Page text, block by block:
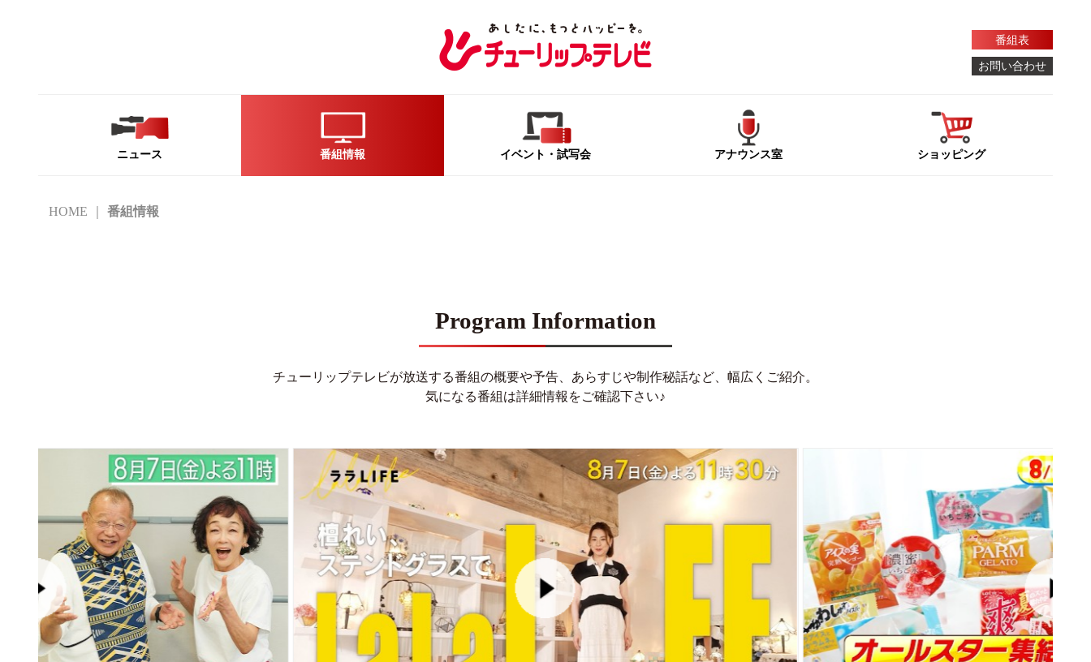
番組表
お問い合わせ
ニュース 番組情報 イベント ・試写会 アナウンス室 ショッピング
HOME 番組情報
Program Information
チューリップテレビが放送する番組の概要や予告、あらすじや制作秘話など、幅広くご紹介。
気になる番組は詳細情報をご確認下さい♪